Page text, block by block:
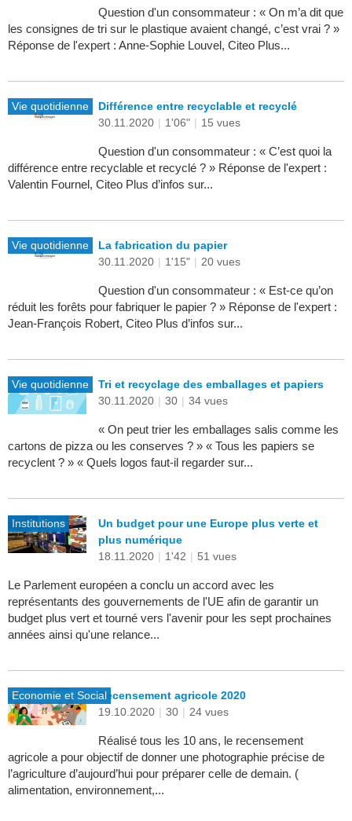
Question d'un consommateur : « On m’a dit que
les consignes de tri sur le plastique avaient changé, c’est vrai ? »
Réponse de l'expert : Anne-Sophie Louvel, Citeo Plus...
Vie quotidienne
Différence entre recyclable et recyclé
30.11.2020 | 1'06" | 15 vues
Question d'un consommateur : « C’est quoi la
différence entre recyclable et recyclé ? » Réponse de l'expert :
Valentin Fournel, Citeo Plus d’infos sur...
Vie quotidienne
La fabrication du papier
30.11.2020 | 1'15" | 20 vues
Question d'un consommateur : « Est-ce qu’on
réduit les forêts pour fabriquer le papier ? » Réponse de l'expert :
Jean-François Robert, Citeo Plus d’infos sur...
Vie quotidienne
Tri et recyclage des emballages et papiers
30.11.2020 | 30 | 34 vues
« On peut trier les emballages salis comme les
cartons de pizza ou les conserves ? » « Tous les papiers se
recyclent ? » « Quels logos faut-il regarder sur...
Institutions
Un budget pour une Europe plus verte et
plus numérique
18.11.2020 | 1'42 | 51 vues
Le Parlement européen a conclu un accord avec les
représentants des gouvernements de l'UE afin de garantir un
budget plus vert et tourné vers l'avenir pour les sept prochaines
années ainsi qu'une relance...
Economie et SocialRecensement agricole 2020
19.10.2020 | 30 | 24 vues
Réalisé tous les 10 ans, le recensement
agricole a pour objectif de donner une photographie précise de
l’agriculture d’aujourd’hui pour préparer celle de demain. (
alimentation, environnement,...